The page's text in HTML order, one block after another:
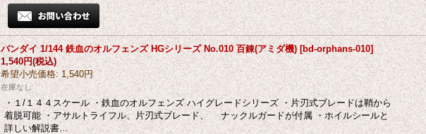
バンダイ 1/144 鉄血のオルフェンズ HGシリーズ No.010 百錬(アミダ機) [bd-orphans-010]
1,540円(税込)
希望小売価格: 1,540円
在庫なし
・１/１４４スケール ・鉄血のオルフェンズ ハイグレードシリーズ ・片刃式ブレードは鞘から
着脱可能 ・アサルトライフル、片刃式ブレード、 ナックルガードが付属 ・ホイルシールと
詳しい解説書…